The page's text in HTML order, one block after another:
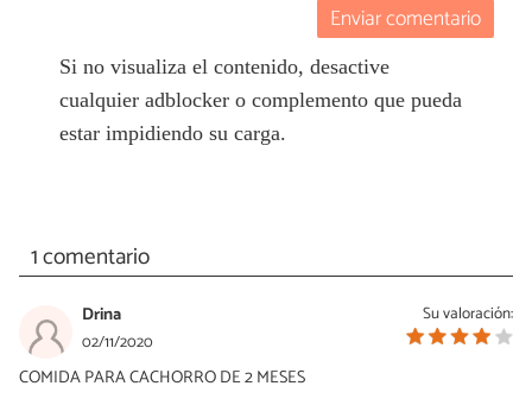
Enviar comentario
Si no visualiza el contenido, desactive
cualquier adblocker o complemento que pueda
estar impidiendo su carga.
1 comentario
Su valoración:
Drina
02/11/2020
COMIDA PARA CACHORRO DE 2 MESES